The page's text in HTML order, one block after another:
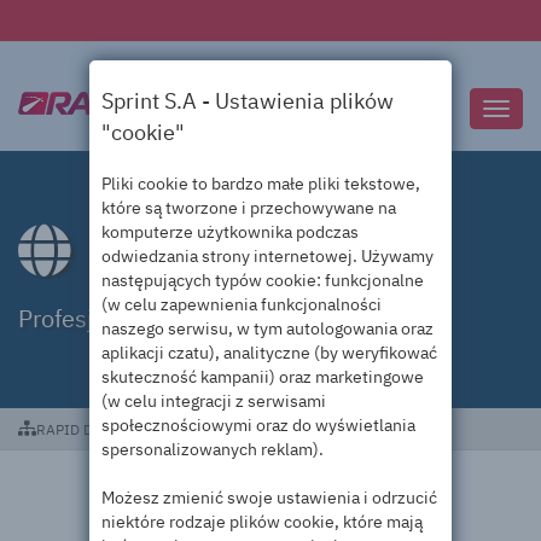
Domeny .bike
Profesjonalna obsługa domen .bike
RAPID DC Domeny .bike
Sprint S.A - Ustawienia plików
"cookie"
Pliki cookie to bardzo małe pliki tekstowe,
które są tworzone i przechowywane na
komputerze użytkownika podczas
odwiedzania strony internetowej. Używamy
następujących typów cookie: funkcjonalne
(w celu zapewnienia funkcjonalności
naszego serwisu, w tym autologowania oraz
aplikacji czatu), analityczne (by weryfikować
skuteczność kampanii) oraz marketingowe
(w celu integracji z serwisami
społecznościowymi oraz do wyświetlania
spersonalizowanych reklam).
Możesz zmienić swoje ustawienia i odrzucić
niektóre rodzaje plików cookie, które mają